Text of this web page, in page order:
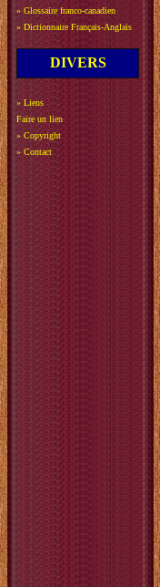
» Glossaire franco-canadien
» Dictionnaire Français-Anglais
DIVERS
» Liens
Faire un lien
» Copyright
» Contact